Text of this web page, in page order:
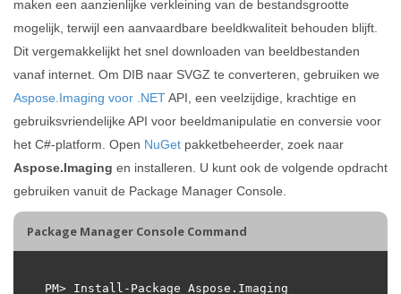
maken een aanzienlijke verkleining van de bestandsgrootte
mogelijk, terwijl een aanvaardbare beeldkwaliteit behouden blijft.
Dit vergemakkelijkt het snel downloaden van beeldbestanden
vanaf internet. Om DIB naar SVGZ te converteren, gebruiken we
Aspose.Imaging voor .NETAPI, een veelzijdige, krachtige en
gebruiksvriendelijke API voor beeldmanipulatie en conversie voor
het C#-platform. Open NuGet pakketbeheerder, zoek naar
Aspose.Imaging en installeren. U kunt ook de volgende opdracht
gebruiken vanuit de Package Manager Console.
Package Manager Console Command